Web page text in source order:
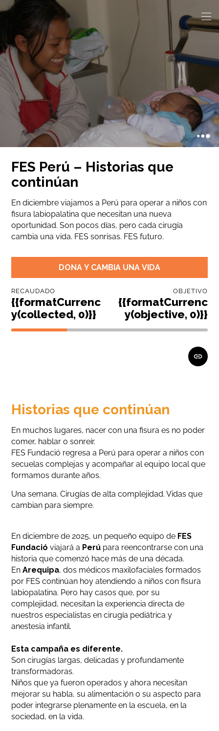
FES Perú – Historias que
continúan
En diciembre viajamos a Perú para operar a niños con
fisura labiopalatina que necesitan una nueva
oportunidad. Son pocos días, pero cada cirugía
cambia una vida. FES sonrisas. FES futuro.
DONA Y CAMBIA UNA VIDA
RECAUDADO
{{formatCurrenc
y(collected, 0)}}
OBJETIVO
{{formatCurrenc
y(objective, 0)}}
Historias que continúan
En muchos lugares, nacer con una fisura es no poder
comer, hablar o sonreír.
FES Fundació regresa a Perú para operar a niños con
secuelas complejas y acompañar al equipo local que
formamos durante años.
Una semana. Cirugías de alta complejidad. Vidas que
cambian para siempre.
En diciembre de 2025, un pequeño equipo de FES
Fundació viajará a Perú para reencontrarse con una
historia que comenzó hace más de una década.
EnArequipa, dos médicos maxilofaciales formados
por FES continúan hoy atendiendo a niños con fisura
labiopalatina. Pero hay casos que, por su
complejidad, necesitan la experiencia directa de
nuestros especialistas en cirugía pediátrica y
anestesia infantil.
Esta campaña es diferente.
Son cirugías largas, delicadas y profundamente
transformadoras.
Niños que ya fueron operados y ahora necesitan
mejorar su habla, su alimentación o su aspecto para
poder integrarse plenamente en la escuela, en la
sociedad, en la vida.